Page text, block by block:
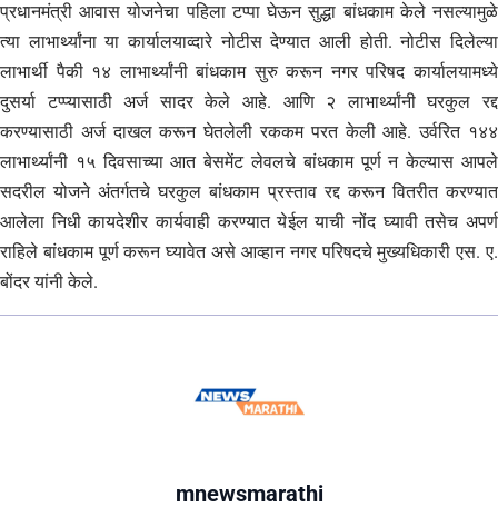
प्रधानमंत्री आवास योजनेचा पहिला टप्पा घेऊन सुद्धा बांधकाम केले नसल्यामुळे
त्या लाभार्थ्यांना या कार्यालयाव्दारे नोटीस देण्यात आली होती. नोटीस दिलेल्या
लाभार्थी पैकी १४ लाभार्थ्यांनी बांधकाम सुरु करून नगर परिषद कार्यालयामध्ये
दुसर्या टप्प्यासाठी अर्ज सादर केले आहे. आणि २ लाभार्थ्यांनी घरकुल रद्द
करण्यासाठी अर्ज दाखल करून घेतलेली रककम परत केली आहे. उर्वरित १४४
लाभार्थ्यांनी १५ दिवसाच्या आत बेसमेंट लेवलचे बांधकाम पूर्ण न केल्यास आपले
सदरील योजने अंतर्गतचे घरकुल बांधकाम प्रस्ताव रद्द करून वितरीत करण्यात
आलेला निधी कायदेशीर कार्यवाही करण्यात येईल याची नोंद घ्यावी तसेच अपर्ण
राहिले बांधकाम पूर्ण करून घ्यावेत असे आव्हान नगर परिषदचे मुख्यधिकारी एस. ए.
बोंदर यांनी केले.
mnewsmarathi